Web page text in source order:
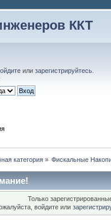
ККТ
или зарегистрируйтесь.
категория » Фискальные
Только
войдите или